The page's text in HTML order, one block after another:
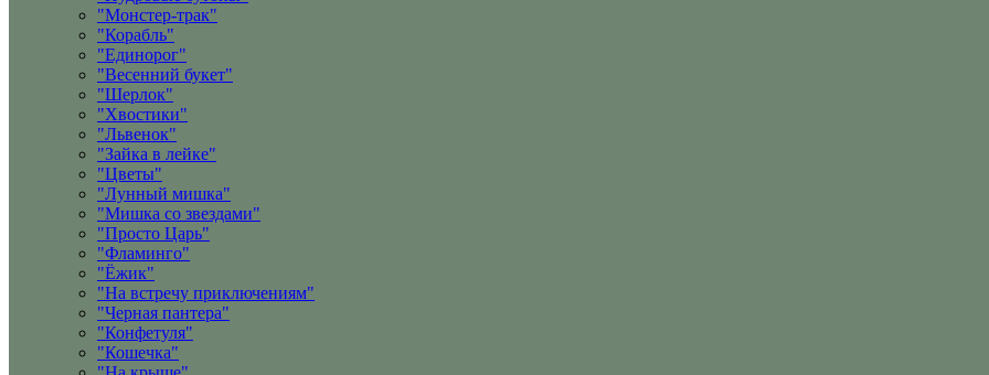
"Монстер-трак"
"Корабль"
"Единорог"
"Весенний букет"
"Шерлок"
"Хвостики"
"Львенок"
"Зайка в лейке"
"Цветы"
"Лунный мишка"
"Мишка со звездами"
"Просто Царь"
"Фламинго"
"Ёжик"
"На встречу приключениям"
"Черная пантера"
"Конфетуля"
"Кошечка"